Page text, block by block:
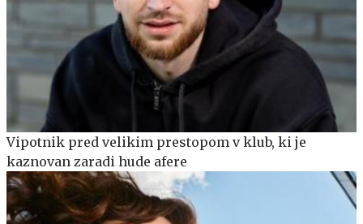
Vipotnik pred velikim prestopom v klub, ki je
kaznovan zaradi hude afere